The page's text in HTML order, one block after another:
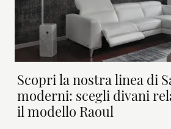
Scopri la nostra linea di
moderni: scegli divani
il modello Raoul